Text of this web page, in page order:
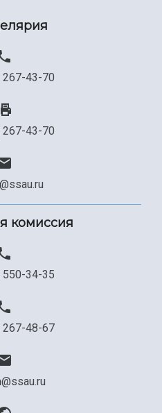
267-43-70
267-43-70
комиссия
550-34-35
267-48-67